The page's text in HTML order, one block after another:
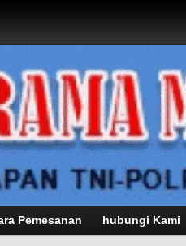
Pemesanan hubungi Kami